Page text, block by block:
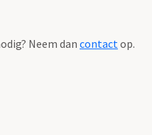
Neem dan contactop.